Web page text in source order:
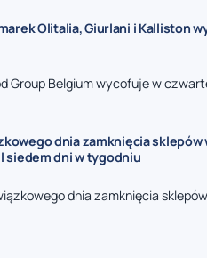
Olitalia, Giurlani i Kalliston
Group Belgium wycofuje w
dnia zamknięcia sklepów
siedem dni w tygodniu
dnia zamknięcia